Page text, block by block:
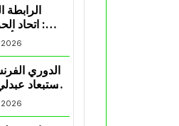
الرابطة
: اتحاد
يحسم
“البلاي أوف”
2026
الدوري
استبعاد
قائمة
2026